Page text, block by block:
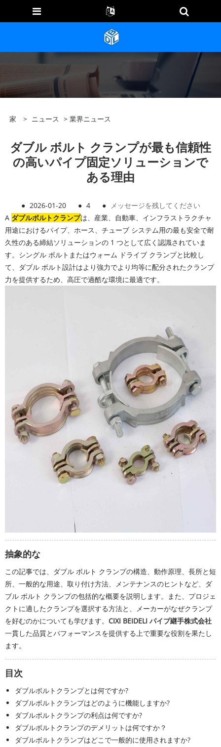
家 > ニュース > 業界ニュース
ダブル ボルト クランプが最も信頼性
の高いパイプ固定ソリューションで
ある理由
● 2026-01-20 ● 4 ● メッセージを残してください
A ダブルボルトクランプは、産業、自動車、インフラストラクチャ
用途におけるパイプ、ホース、チューブ システム用の最も安全で耐
久性のある締結ソリューションの 1 つとして広く認識されていま
す。シングル ボルトまたはウォーム ドライブ クランプと比較し
て、ダブル ボルト設計はより強力でより均等に配分されたクランプ
力を提供するため、高圧で過酷な環境に最適です。
抽象的な
この記事では、ダブル ボルト クランプの構造、動作原理、長所と短
所、一般的な用途、取り付け方法、メンテナンスのヒントなど、ダ
ブル ボルト クランプの包括的な概要を説明します。また、プロジェ
クトに適したクランプを選択する方法と、メーカーがなぜクランプ
を好むのかについても学びます。 CIXI BEIDELI パイプ継手株式会社
一貫した品質とパフォーマンスを提供する上で重要な役割を果たし
ます。
目次
ダブルボルトクランプとは何ですか?
ダブルボルトクランプはどのように機能しますか?
ダブルボルトクランプの利点は何ですか?
ダブルボルトクランプのデメリットは何ですか？
ダブルボルトクランプはどこで一般的に使用されますか?